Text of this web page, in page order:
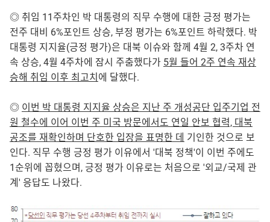
◎ 취임 11주차인 박 대통령의 직무 수행에 대한 긍정 평가는
전주 대비 6%포인트 상승, 부정 평가는 6%포인트 하락했다. 박
대통령 지지율(긍정 평가)은 대북 이슈와 함께 4월 2, 3주차 연
속 상승, 4월 4주차에 잠시 주춤했다가 5월 들어 2주 연속 재상
승해 취임 이후 최고치 에 달했다.
◎ 이번 박 대통령 지지율 상승은 지난 주 개성공단 입주기업 전
원 철수에 이어 이번 주 미국 방문에서도 연일 안보 협력, 대북
공조를 재확인하며 단호한 입장을 표명한 데 기인한 것으로 보
인다. 직무 수행 긍정 평가 이유에서 '대북 정책'이 이번 주에도
1순위에 꼽혔으며, 긍정 평가 이유로는 처음으로 '외교/국제 관
계' 응답도 나왔다.